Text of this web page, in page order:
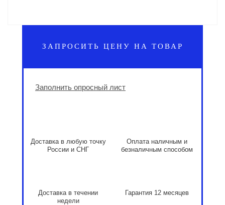
ЗАПРОСИТЬ ЦЕНУ НА ТОВАР
Заполнить опросный лист
Доставка в любую точку
России и СНГ
Оплата наличным и
безналичным способом
Доставка в течении
недели
Гарантия 12 месяцев